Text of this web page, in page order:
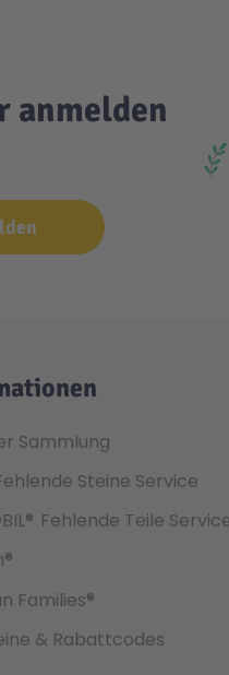
anmelden
Sammlung
Steine Service
Fehlende Teile
Families®
& Rabattcodes